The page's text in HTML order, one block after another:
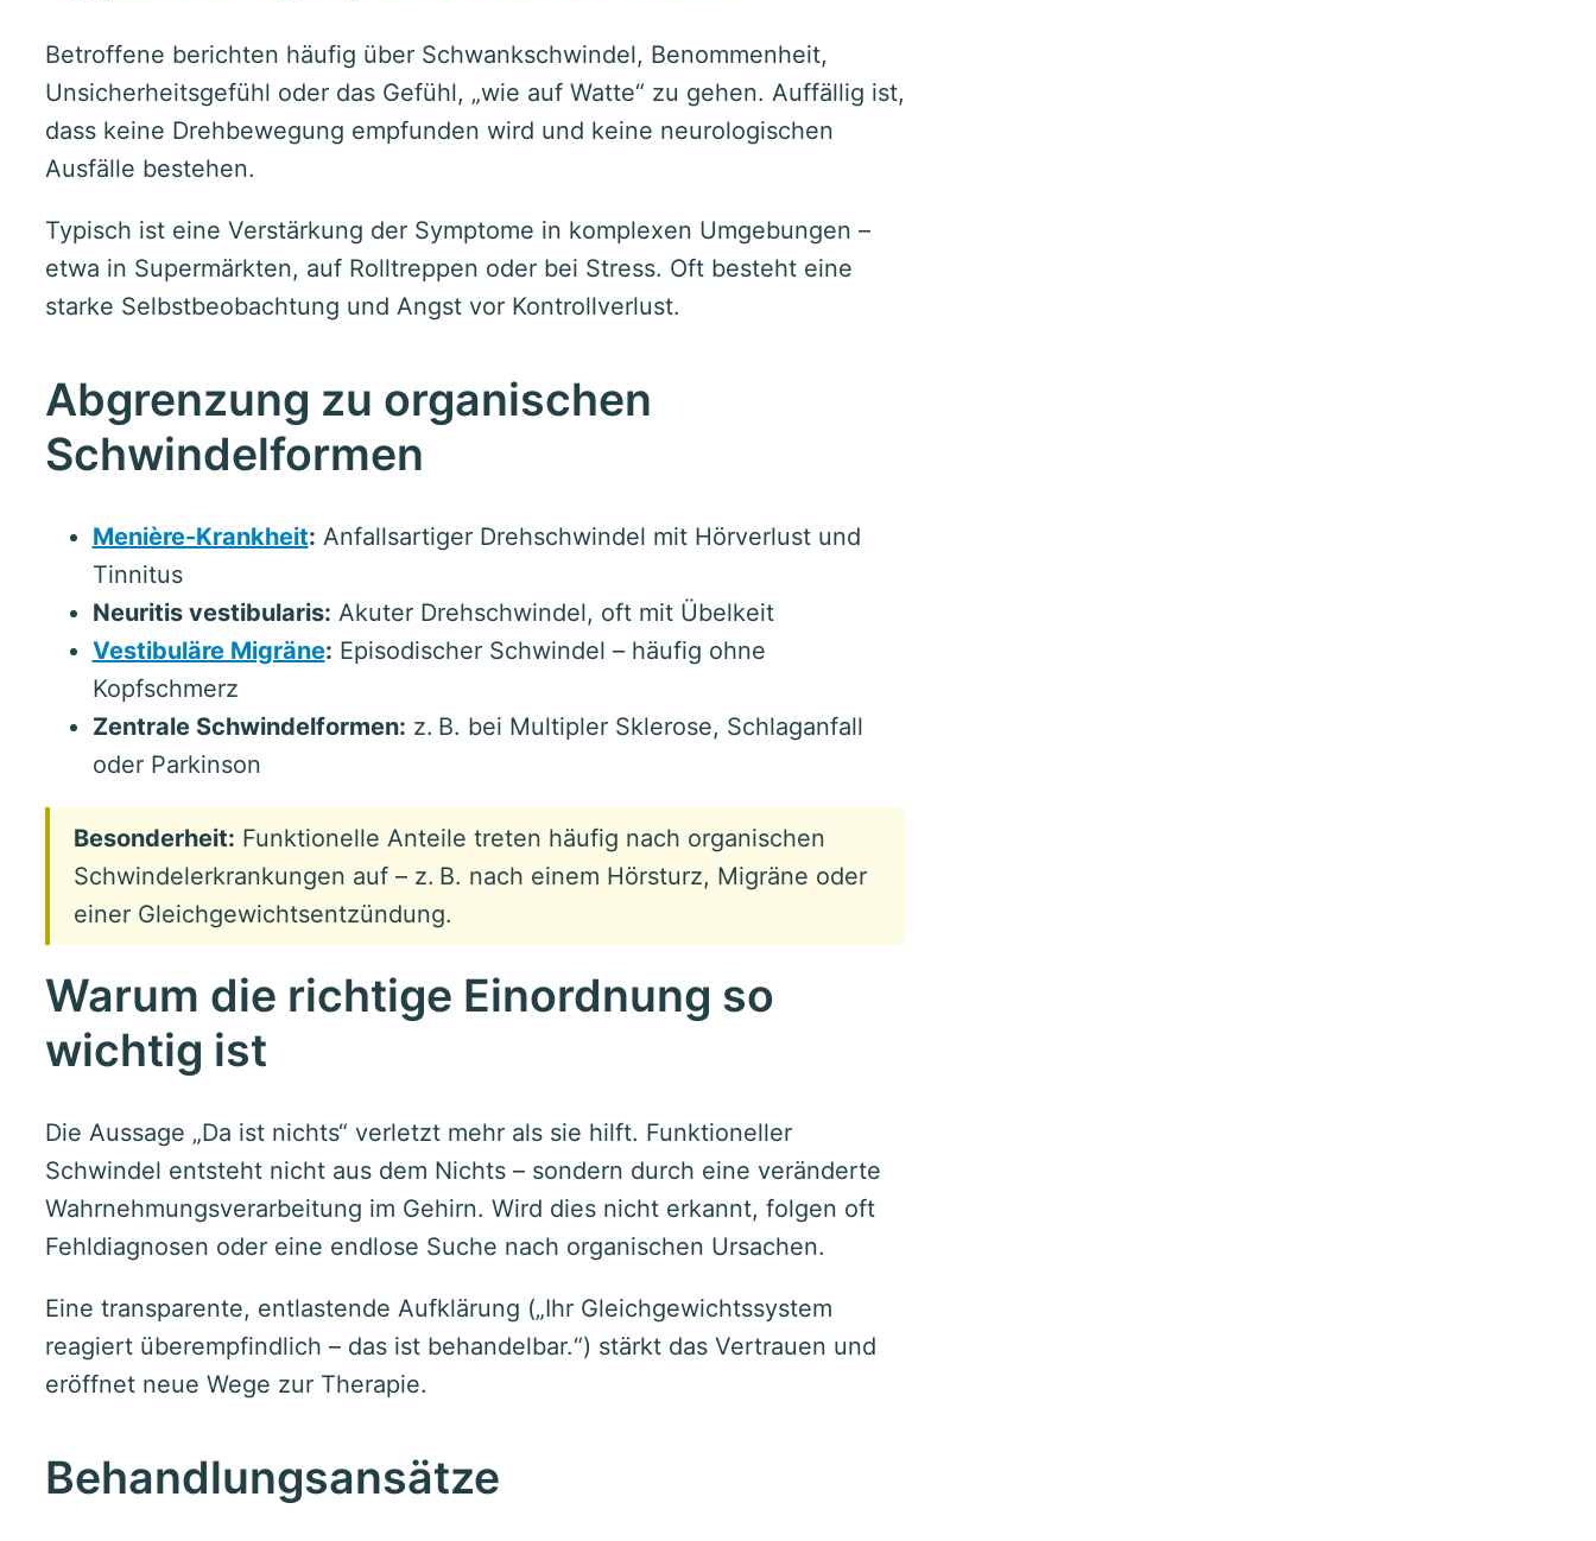
Betroffene berichten häufig über Schwankschwindel, Benommenheit,
Unsicherheitsgefühl oder das Gefühl, „wie auf Watte“ zu gehen. Auffällig ist,
dass keine Drehbewegung empfunden wird und keine neurologischen
Ausfälle bestehen.
Typisch ist eine Verstärkung der Symptome in komplexen Umgebungen –
etwa in Supermärkten, auf Rolltreppen oder bei Stress. Oft besteht eine
starke Selbstbeobachtung und Angst vor Kontrollverlust.
Abgrenzung zu organischen
Schwindelformen
Menière-Krankheit: Anfallsartiger Drehschwindel mit Hörverlust und
Tinnitus
Neuritis vestibularis: Akuter Drehschwindel, oft mit Übelkeit
Vestibuläre Migräne: Episodischer Schwindel – häufig ohne
Kopfschmerz
Zentrale Schwindelformen: z. B. bei Multipler Sklerose, Schlaganfall
oder Parkinson
Besonderheit: Funktionelle Anteile treten häufig nach organischen
Schwindelerkrankungen auf – z. B. nach einem Hörsturz, Migräne oder
einer Gleichgewichtsentzündung.
Warum die richtige Einordnung so
wichtig ist
Die Aussage „Da ist nichts“ verletzt mehr als sie hilft. Funktioneller
Schwindel entsteht nicht aus dem Nichts – sondern durch eine veränderte
Wahrnehmungsverarbeitung im Gehirn. Wird dies nicht erkannt, folgen oft
Fehldiagnosen oder eine endlose Suche nach organischen Ursachen.
Eine transparente, entlastende Aufklärung („Ihr Gleichgewichtssystem
reagiert überempfindlich – das ist behandelbar.“) stärkt das Vertrauen und
eröffnet neue Wege zur Therapie.
Behandlungsansätze